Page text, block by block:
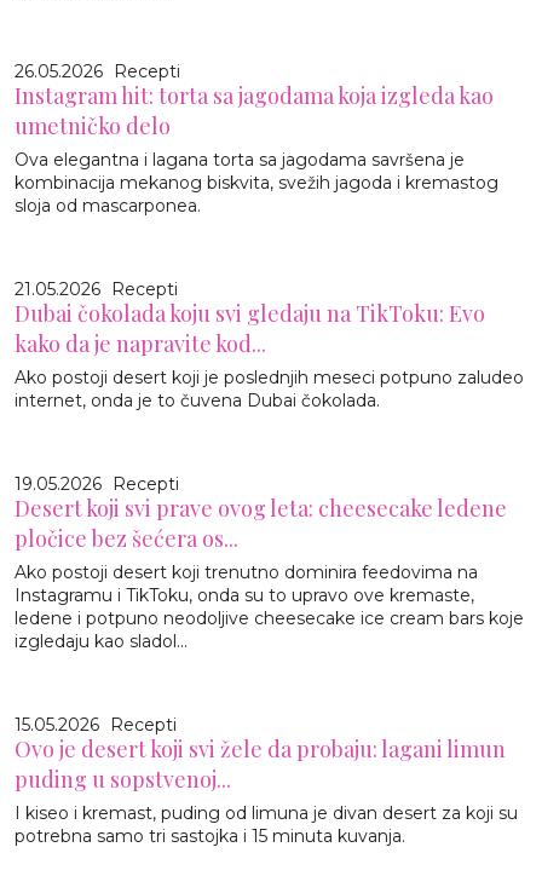
26.05.2026 Recepti
Instagram hit: torta sa jagodama koja izgleda kao
umetničko delo
Ova elegantna i lagana torta sa jagodama savršena je
kombinacija mekanog biskvita, svežih jagoda i kremastog
sloja od mascarponea.
21.05.2026 Recepti
Dubai čokolada koju svi gledaju na TikToku: Evo
kako da je napravite kod...
Ako postoji desert koji je poslednjih meseci potpuno zaludeo
internet, onda je to čuvena Dubai čokolada.
19.05.2026 Recepti
Desert koji svi prave ovog leta: cheesecake ledene
pločice bez šećera os...
Ako postoji desert koji trenutno dominira feedovima na
Instagramu i TikToku, onda su to upravo ove kremaste,
ledene i potpuno neodoljive cheesecake ice cream bars koje
izgledaju kao sladol...
15.05.2026 Recepti
Ovo je desert koji svi žele da probaju: lagani limun
puding u sopstvenoj...
I kiseo i kremast, puding od limuna je divan desert za koji su
potrebna samo tri sastojka i 15 minuta kuvanja.